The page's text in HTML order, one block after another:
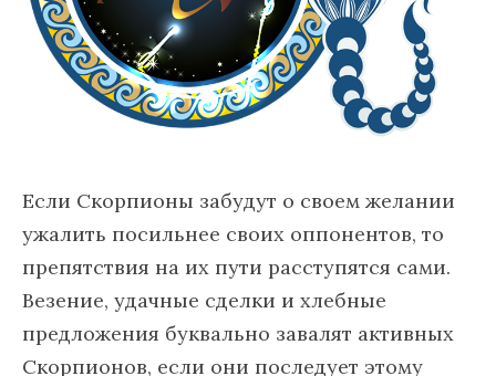
Если Скорпионы забудут о своем желании
ужалить посильнее своих оппонентов, то
препятствия на их пути расступятся сами.
Везение, удачные сделки и хлебные
предложения буквально завалят активных
Скорпионов, если они последует этому